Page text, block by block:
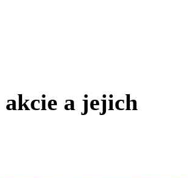
akcie a jejich